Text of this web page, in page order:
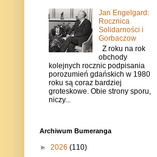
Jan Engelgard:
Rocznica
Solidarności i
Gorbaczow
Z roku na rok
obchody
kolejnych rocznic podpisania
porozumień gdańskich w 1980
roku są coraz bardziej
groteskowe. Obie strony sporu,
niczy...
Archiwum Bumeranga
► 2026 (110)